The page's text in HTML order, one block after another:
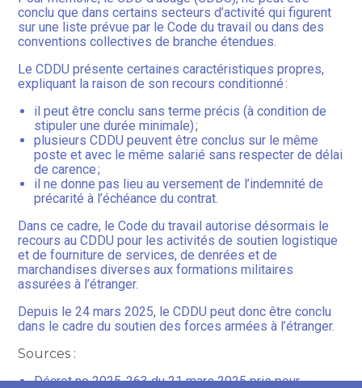
conclu que dans certains secteurs d’activité qui figurent
sur une liste prévue par le Code du travail ou dans des
conventions collectives de branche étendues.
Le CDDU présente certaines caractéristiques propres,
expliquant la raison de son recours conditionné :
il peut être conclu sans terme précis (à condition de
stipuler une durée minimale) ;
plusieurs CDDU peuvent être conclus sur le même
poste et avec le même salarié sans respecter de délai
de carence ;
il ne donne pas lieu au versement de l’indemnité de
précarité à l’échéance du contrat.
Dans ce cadre, le Code du travail autorise désormais le
recours au CDDU pour les activités de soutien logistique
et de fourniture de services, de denrées et de
marchandises diverses aux formations militaires
assurées à l’étranger.
Depuis le 24 mars 2025, le CDDU peut donc être conclu
dans le cadre du soutien des forces armées à l’étranger.
Sources :
Décret no 2025-263 du 21 mars 2025 pris pour